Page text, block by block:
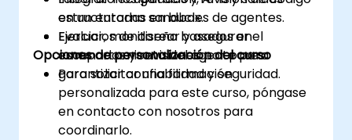
estructuradas en bucles de agentes.
Evaluar, monitorear y asegurar el
comportamiento del agente para
garantizar confiabilidad y seguridad.
en un entorno sandbox.
Ejercicios de diseño basados en
escenarios y revisiones por pares.
Opciones de personalización del curso
Para solicitar una formación
personalizada para este curso, póngase
en contacto con nosotros para
coordinarlo.